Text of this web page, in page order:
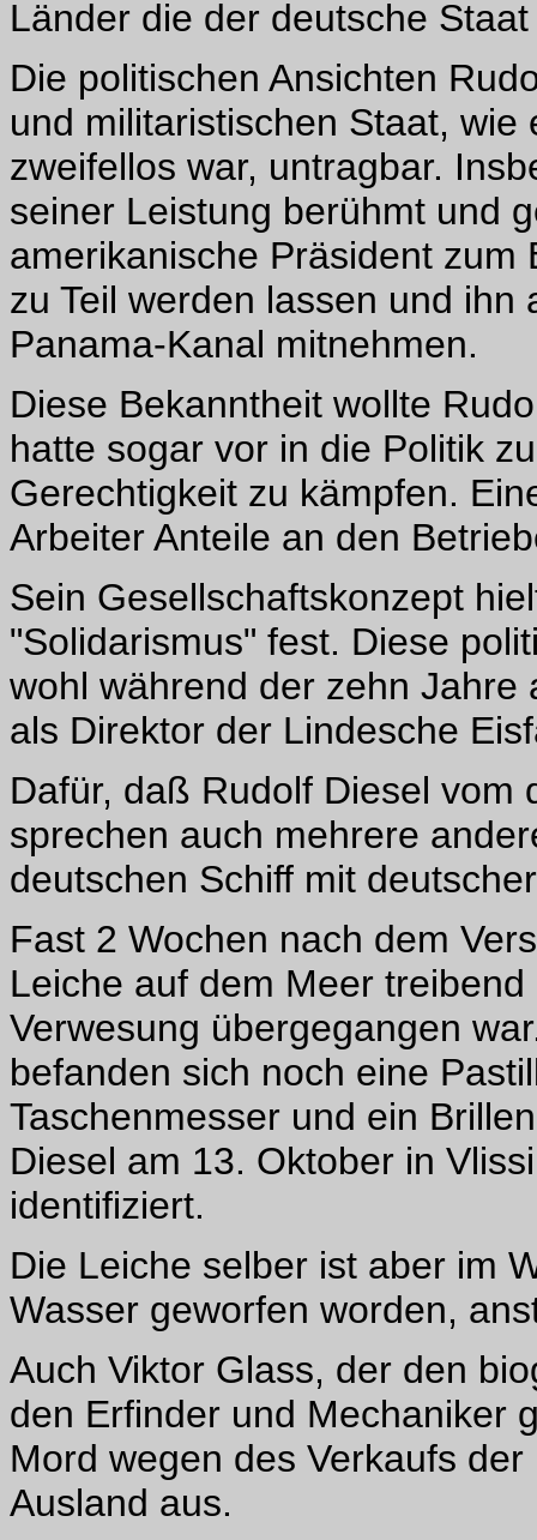
Länder die der deutsche
Die politischen Ansichten
und militaristischen Staat,
zweifellos war, untragbar.
seiner Leistung berühmt und
amerikanische Präsident
zu Teil werden lassen und
Panama-Kanal mitnehmen.
Diese Bekanntheit wollte
hatte sogar vor in die Politik
Gerechtigkeit zu kämpfen.
Arbeiter Anteile an den
Sein Gesellschaftskonzept
"Solidarismus" fest. Diese
wohl während der zehn
als Direktor der Lindesche
Dafür, daß Rudolf Diesel vom
sprechen auch mehrere
deutschen Schiff mit
Fast 2 Wochen nach dem
Leiche auf dem Meer
Verwesung übergegangen
befanden sich noch eine
Taschenmesser und ein
Diesel am 13. Oktober in
identifiziert.
Die Leiche selber ist aber im
Wasser geworfen worden,
Auch Viktor Glass, der den
den Erfinder und Mechaniker
Mord wegen des Verkaufs
Ausland aus.